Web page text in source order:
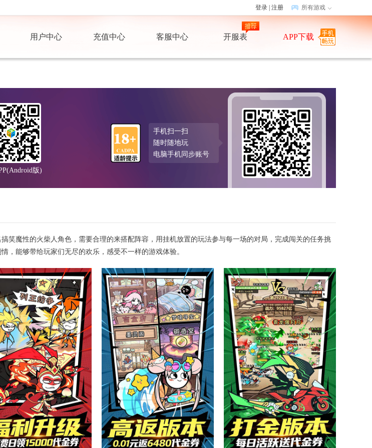
登录 注册 所有游戏
用户中心 充值中心 客服中心 开服表 APP下载
版)
手机扫一扫
随时随地玩
电脑手机同步账号
笑魔性的火柴人角色，需要合理的来搭配阵容，用挂机放置的玩法参与每一场的对局，完成闯关的任务挑
，能够带给玩家们无尽的欢乐，感受不一样的游戏体验。